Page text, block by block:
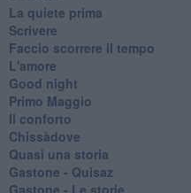
La quiete prima
Scrivere
Faccio scorrere il tempo
L'amore
Good night
Primo Maggio
Il conforto
Chissàdove
Quasi una storia
Gastone - Quisaz
Gastone - Le storie